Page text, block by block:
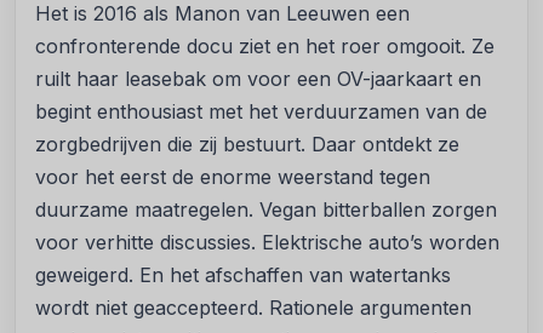
Het is 2016 als Manon van Leeuwen een
confronterende docu ziet en het roer omgooit. Ze
ruilt haar leasebak om voor een OV-jaarkaart en
begint enthousiast met het verduurzamen van de
zorgbedrijven die zij bestuurt. Daar ontdekt ze
voor het eerst de enorme weerstand tegen
duurzame maatregelen. Vegan bitterballen zorgen
voor verhitte discussies. Elektrische auto’s worden
geweigerd. En het afschaffen van watertanks
wordt niet geaccepteerd. Rationele argumenten